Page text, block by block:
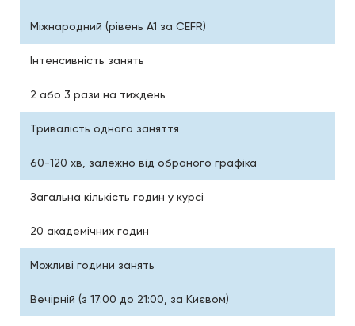
Міжнародний (рівень A1 за CEFR)
Інтенсивність занять
2 або 3 рази на тиждень
Тривалість одного заняття
60-120 хв, залежно від обраного графіка
Загальна кількість годин у курсі
20 академічних годин
Можливі години занять
Вечірній (з 17:00 до 21:00, за Києвом)